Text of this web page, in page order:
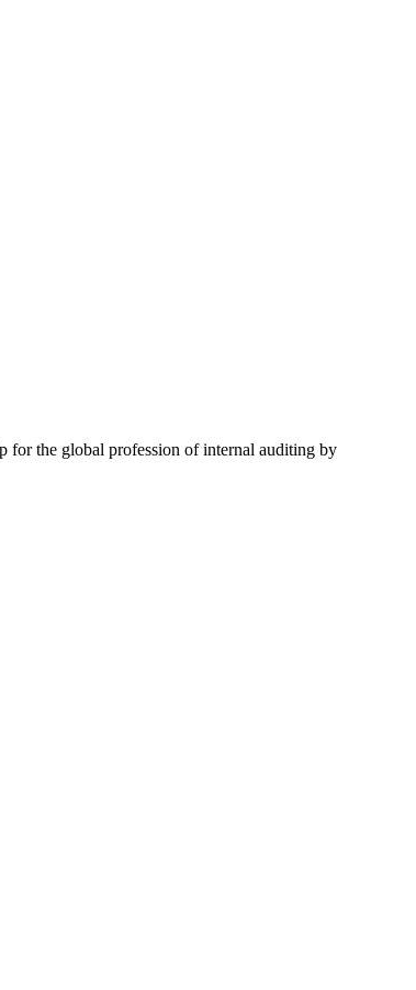
for the global profession of internal auditing by